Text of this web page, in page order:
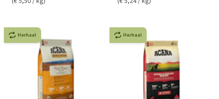
Herhaal Herhaal